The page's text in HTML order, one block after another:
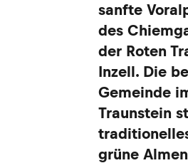
sanfte
des
der Roten
Inzell. Die
Gemeinde
Traunstein
grüne